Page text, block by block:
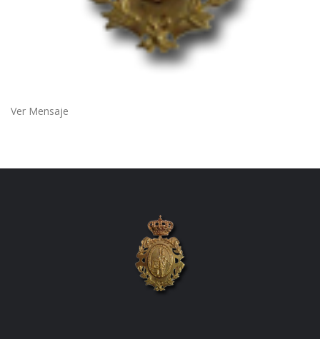
Ver Mensaje